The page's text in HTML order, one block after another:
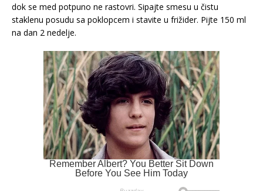
dok se med potpuno ne rastovri. Sipajte smesu u čistu
staklenu posudu sa poklopcem i stavite u frižider. Pijte 150 ml
na dan 2 nedelje.